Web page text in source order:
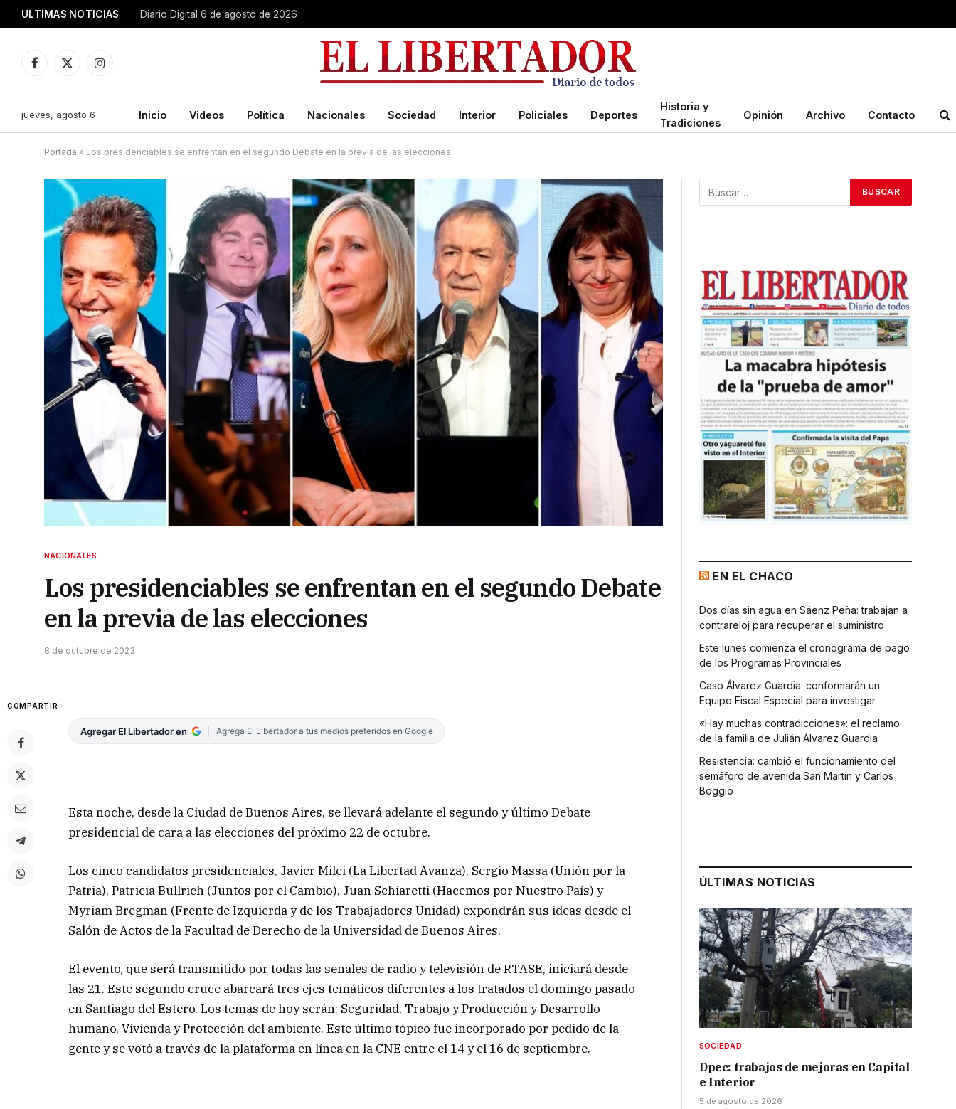
ULTIMAS NOTICIAS Diario Digital 6 de agosto de 2026
Facebook
X
Instagram
jueves, agosto 6 Inicio Videos Política Nacionales Sociedad Interior Policiales Deportes
Historia y
Tradiciones
Opinión Archivo Contacto
Portada » Los presidenciables se enfrentan en el segundo Debate en la previa de las elecciones
NACIONALES
Los presidenciables se enfrentan en el segundo Debate
en la previa de las elecciones
8 de octubre de 2023
COMPARTIR
Agregar El Libertador en Agrega El Libertador a tus medios preferidos en Google
Esta noche, desde la Ciudad de Buenos Aires, se llevará adelante el segundo y último Debate
presidencial de cara a las elecciones del próximo 22 de octubre.
Los cinco candidatos presidenciales, Javier Milei (La Libertad Avanza), Sergio Massa (Unión por la
Patria), Patricia Bullrich (Juntos por el Cambio), Juan Schiaretti (Hacemos por Nuestro País) y
Myriam Bregman (Frente de Izquierda y de los Trabajadores Unidad) expondrán sus ideas desde el
Salón de Actos de la Facultad de Derecho de la Universidad de Buenos Aires.
El evento, que será transmitido por todas las señales de radio y televisión de RTASE, iniciará desde
las 21. Este segundo cruce abarcará tres ejes temáticos diferentes a los tratados el domingo pasado
en Santiago del Estero. Los temas de hoy serán: Seguridad, Trabajo y Producción y Desarrollo
humano, Vivienda y Protección del ambiente. Este último tópico fue incorporado por pedido de la
gente y se votó a través de la plataforma en línea en la CNE entre el 14 y el 16 de septiembre.
EN EL CHACO
Dos días sin agua en Sáenz Peña: trabajan a
contrareloj para recuperar el suministro
Este lunes comienza el cronograma de pago
de los Programas Provinciales
Caso Álvarez Guardia: conformarán un
Equipo Fiscal Especial para investigar
«Hay muchas contradicciones»: el reclamo
de la familia de Julián Álvarez Guardia
Resistencia: cambió el funcionamiento del
semáforo de avenida San Martín y Carlos
Boggio
ÚLTIMAS NOTICIAS
SOCIEDAD
Dpec: trabajos de mejoras en Capital
e Interior
5 de agosto de 2026